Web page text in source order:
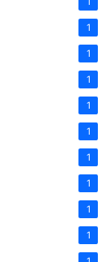
1
1
1
1
1
1
1
1
1